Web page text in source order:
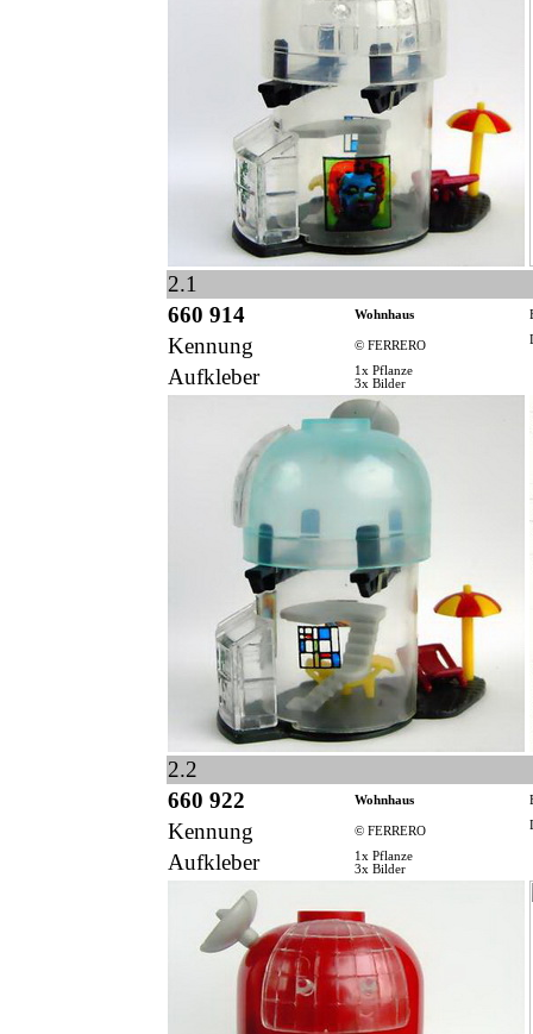
2.1
660 914
Wohnhaus
Kennung © FERRERO
Aufkleber
1x Pflanze
3x Bilder
2.2
660 922
Wohnhaus
Kennung © FERRERO
Aufkleber
1x Pflanze
3x Bilder